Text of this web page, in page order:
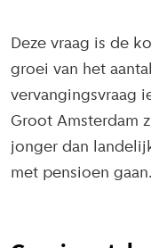
Deze vraag is de
groei van het
vervangingsvraag
Groot Amsterdam
jonger dan
met pensioen gaan.